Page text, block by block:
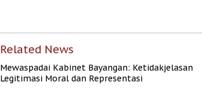
Related News
Mewaspadai Kabinet Bayangan: Ketidakjelasan
Legitimasi Moral dan Representasi